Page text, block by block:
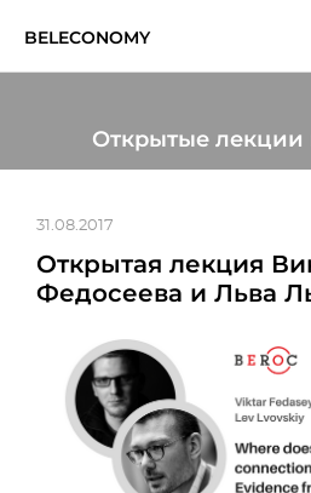
BELECONOMY
ИССЛЕДОВАНИЯ
ОБРАЗОВАНИЕ
СОБЫТИЯ
Открытые
31.08.2017
Открытая лекция
Федосеева и Льва